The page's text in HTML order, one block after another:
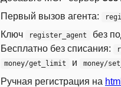
Первый вызов агента:
Ключ
register_agent без
Бесплатно без списания:
money/get_limit и money/
Ручная регистрация на